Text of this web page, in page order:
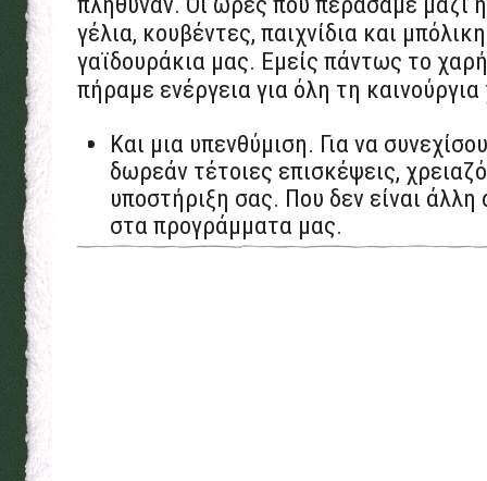
γέλια, κουβέντες, παιχνίδια και
γαϊδουράκια μας. Εμείς πάντως το
πήραμε ενέργεια για όλη τη καινούργια
Και μια υπενθύμιση. Για να
δωρεάν τέτοιες επισκέψεις,
υποστήριξη σας. Που δεν είναι
στα προγράμματα μας.